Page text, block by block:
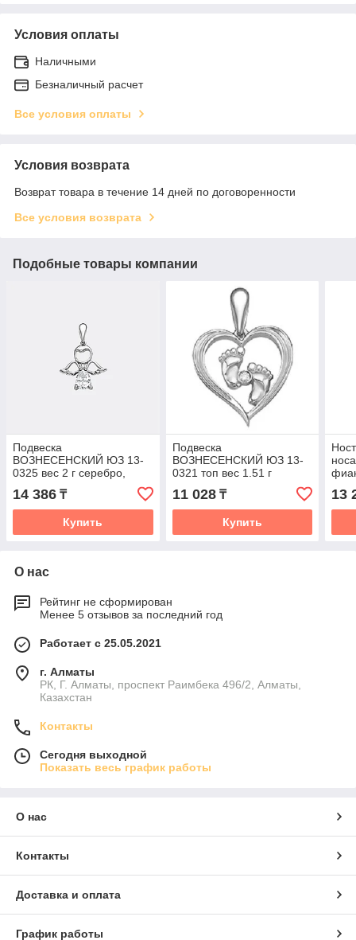
Условия оплаты
Наличными
Безналичный расчет
Все условия оплаты
Условия возврата
Возврат товара в течение 14 дней по договоренности
Все условия возврата
Подобные товары компании
Подвеска
ВОЗНЕСЕНСКИЙ ЮЗ 13-
0325 вес 2 г серебро,
14 386 ₸
Купить
Подвеска
ВОЗНЕСЕНСКИЙ ЮЗ 13-
0321 топ вес 1.51 г
серебро, фианит
11 028₸
Купить
13
О нас
Рейтинг не сформирован
Менее 5 отзывов за последний год
Работает с 25.05.2021
г. Алматы
РК, Г. Алматы, проспект Раимбека 496/2, Алматы,
Казахстан
Контакты
Сегодня выходной
Показать весь график работы
О нас
Контакты
Доставка и оплата
График работы